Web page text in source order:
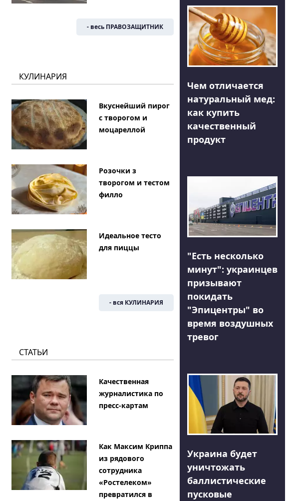
- весь ПРАВОЗАЩИТНИК
КУЛИНАРИЯ
Вкуснейший пирог
с творогом и
моцареллой
Розочки з
творогом и тестом
филло
Идеальное тесто
для пиццы
- вся КУЛИНАРИЯ
СТАТЬИ
Качественная
журналистика по
пресс-картам
Как Максим Криппа
из рядового
сотрудника
«Ростелеком»
превратился в
Чем отличается
натуральный мед:
как купить
качественный
продукт
"Есть несколько
минут": украинцев
призывают
покидать
"Эпицентры" во
время воздушных
тревог
Украина будет
уничтожать
баллистические
пусковые